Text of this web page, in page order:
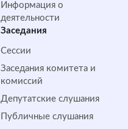
Информация о
деятельности
Заседания
Сессии
Заседания комитета и
комиссий
Депутатские слушания
Публичные слушания